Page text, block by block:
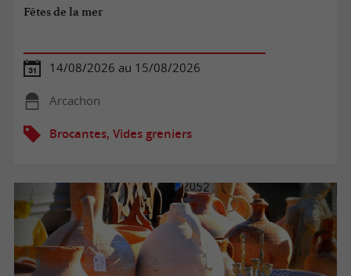
Fêtes de la mer
14/08/2026 au 15/08/2026
Arcachon
Brocantes, Vides greniers